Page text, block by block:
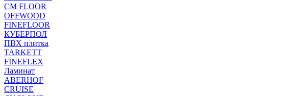
CM FLOOR
OFFWOOD
FINEFLOOR
КУБЕРПОЛ
ПВХ плитка
TARKETT
FINEFLEX
Ламинат
ABERHOF
CRUISE